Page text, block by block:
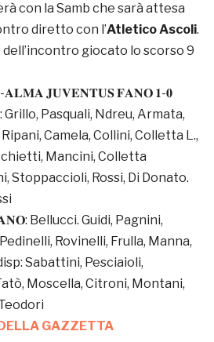
con la Samb che sarà attesa
diretto con l’Atletico Ascoli.
giocato lo scorso 9
𝐉𝐔𝐕𝐄𝐍𝐓𝐔𝐒 𝐅𝐀𝐍𝐎 𝟏-𝟎
Pasquali, Ndreu, Armata,
Camela, Collini, Colletta L.,
Mancini, Colletta
Stoppaccioli, Rossi, Di Donato.
Bellucci. Guidi, Pagnini,
Rovinelli, Frulla, Manna,
Sabattini, Pesciaioli,
Moscella, Citroni, Montani,
GAZZETTA